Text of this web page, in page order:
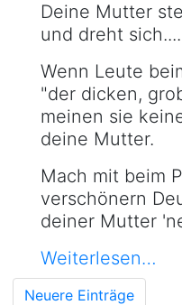
Deine Mutter
und dreht sich....
Wenn Leute
"der dicken,
meinen sie
deine Mutter.
Mach mit beim
verschönern
deiner Mutter
Weiterlesen…
Neuere Einträge